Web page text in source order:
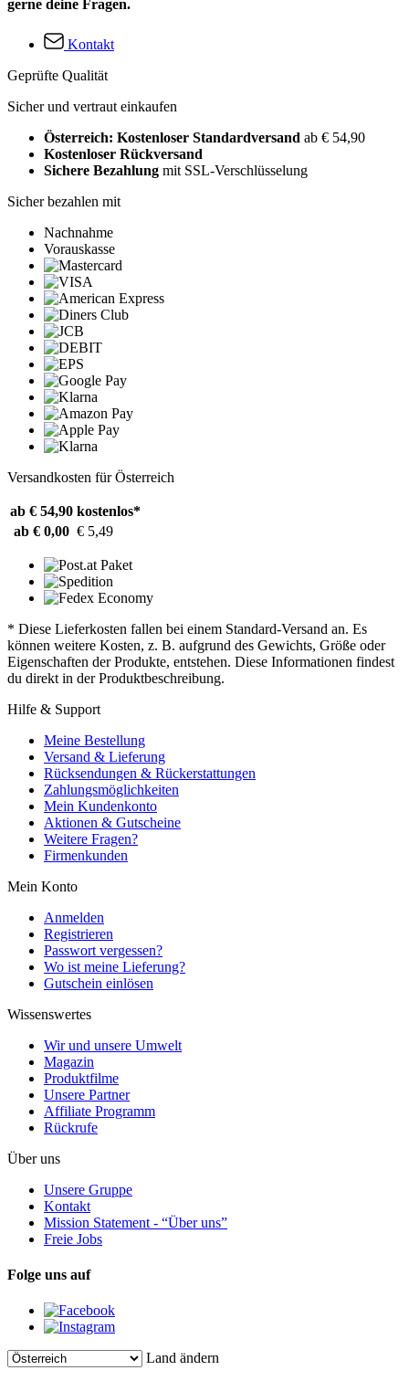
gerne deine Fragen.
Kontakt
Geprüfte Qualität
Sicher und vertraut einkaufen
Österreich: Kostenloser Standardversand ab € 54,90
Kostenloser Rückversand
Sichere Bezahlung mit SSL-Verschlüsselung
Sicher bezahlen mit
Nachnahme
Vorauskasse
Versandkosten für Österreich
ab € 54,90 kostenlos*
ab € 0,00 € 5,49
* Diese Lieferkosten fallen bei einem Standard-Versand an. Es
können weitere Kosten, z. B. aufgrund des Gewichts, Größe oder
Eigenschaften der Produkte, entstehen. Diese Informationen findest
du direkt in der Produktbeschreibung.
Hilfe & Support
Meine Bestellung
Versand & Lieferung
Rücksendungen & Rückerstattungen
Zahlungsmöglichkeiten
Mein Kundenkonto
Aktionen & Gutscheine
Weitere Fragen?
Firmenkunden
Mein Konto
Anmelden
Registrieren
Passwort vergessen?
Wo ist meine Lieferung?
Gutschein einlösen
Wissenswertes
Wir und unsere Umwelt
Magazin
Produktfilme
Unsere Partner
Affiliate Programm
Rückrufe
Über uns
Unsere Gruppe
Kontakt
Mission Statement - “Über uns”
Freie Jobs
Folge uns auf
Land ändern